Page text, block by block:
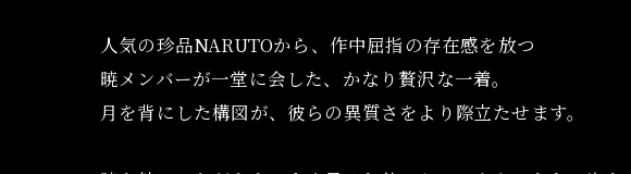
人気の珍品NARUTOから、作中屈指の存在感を放つ
暁メンバーが一堂に会した、かなり贅沢な一着。
月を背にした構図が、彼らの異質さをより際立たせます。